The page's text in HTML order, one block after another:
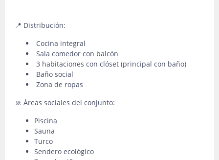
📍 Distribución:
Cocina integral
Sala comedor con balcón
3 habitaciones con clóset (principal con baño)
Baño social
Zona de ropas
🚸 Áreas sociales del conjunto:
Piscina
Sauna
Turco
Sendero ecológico